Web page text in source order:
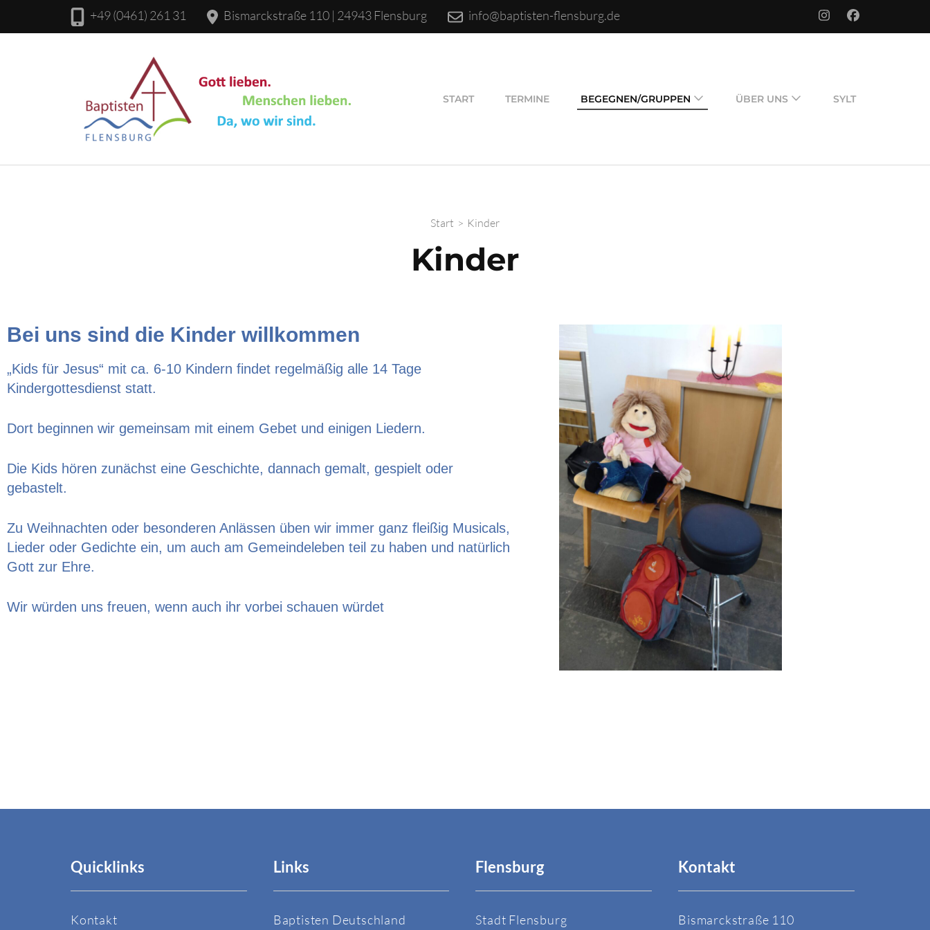
+49 (0461) 261 31 Bismarckstraße 110 | 24943 Flensburg info@baptisten-flensburg.de
START TERMINE BEGEGNEN/GRUPPEN ÜBER UNS SYLT
Start > Kinder
Kinder
Bei uns sind die Kinder willkommen
„Kids für Jesus“ mit ca. 6-10 Kindern findet regelmäßig alle 14 Tage
Kindergottesdienst statt.
Dort beginnen wir gemeinsam mit einem Gebet und einigen Liedern.
Die Kids hören zunächst eine Geschichte, dannach gemalt, gespielt oder
gebastelt.
Zu Weihnachten oder besonderen Anlässen üben wir immer ganz fleißig Musicals,
Lieder oder Gedichte ein, um auch am Gemeindeleben teil zu haben und natürlich
Gott zur Ehre.
Wir würden uns freuen, wenn auch ihr vorbei schauen würdet
Quicklinks
Kontakt
Links
Baptisten Deutschland
Flensburg
Stadt Flensburg
Kontakt
Bismarckstraße 110